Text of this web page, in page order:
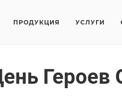
ПРОДУКЦИЯ УСЛУГИ
Героев